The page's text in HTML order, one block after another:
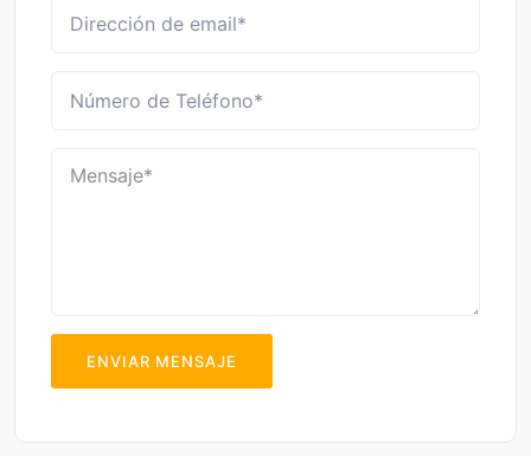
ENVIAR MENSAJE